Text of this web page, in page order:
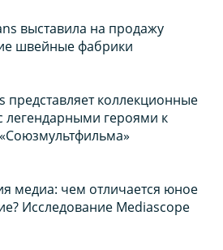
выставила на продажу
швейные фабрики
представляет коллекционные
легендарными героями к
медиа: чем отличается юное
Исследование Mediascope